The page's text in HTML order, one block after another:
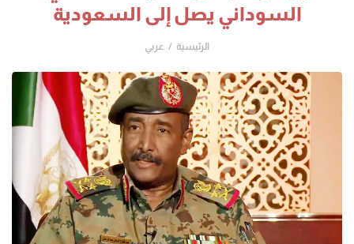
السوداني يصل إلى السعودية
الرئيسية عربي